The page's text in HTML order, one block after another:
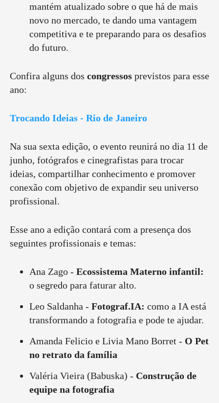
mantém atualizado sobre o que há de mais
novo no mercado, te dando uma vantagem
competitiva e te preparando para os desafios
do futuro.
Confira alguns dos congressos previstos para esse
ano:
Trocando Ideias - Rio de Janeiro
Na sua sexta edição, o evento reunirá no dia 11 de
junho, fotógrafos e cinegrafistas para trocar
ideias, compartilhar conhecimento e promover
conexão com objetivo de expandir seu universo
profissional.
Esse ano a edição contará com a presença dos
seguintes profissionais e temas:
Ana Zago - Ecossistema Materno infantil:
o segredo para faturar alto.
Leo Saldanha - Fotograf.IA: como a IA está
transformando a fotografia e pode te ajudar.
Amanda Felicio e Livia Mano Borret - O Pet
no retrato da família
Valéria Vieira (Babuska) - Construção de
equipe na fotografia